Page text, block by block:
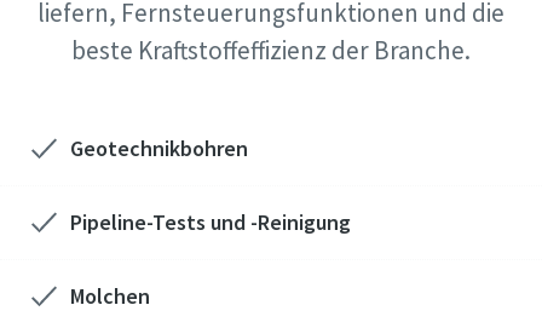
liefern, Fernsteuerungsfunktionen und die
beste Kraftstoffeffizienz der Branche.
Geotechnikbohren
Pipeline-Tests und -Reinigung
Molchen